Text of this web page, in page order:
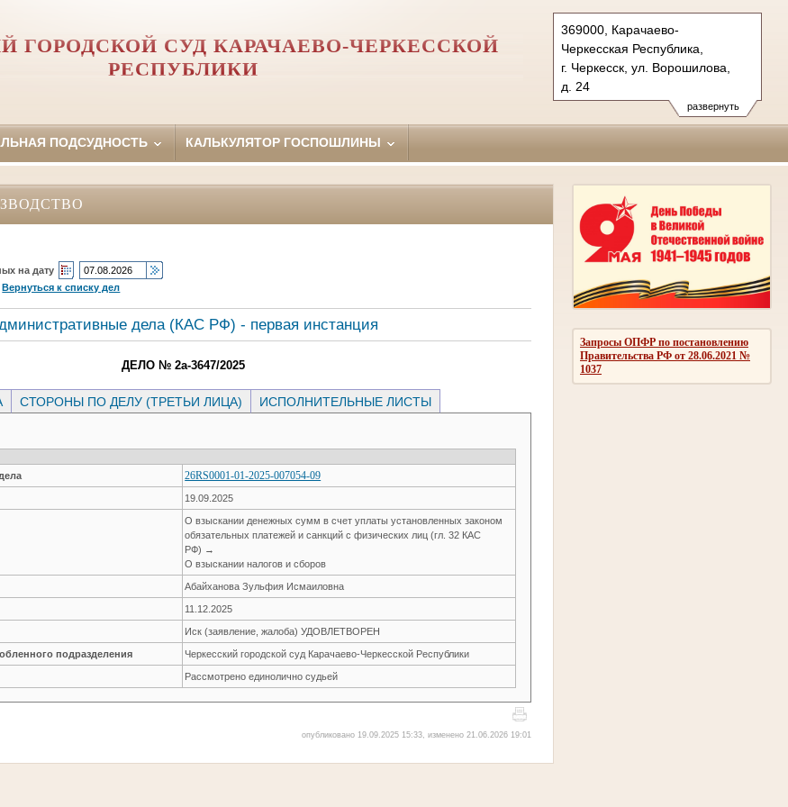
развернуть
369000, Карачаево-
Черкесская Республика,
г. Черкесск, ул. Ворошилова,
д. 24
Тел.: (8782) 26-35-06
cherkessky.kchr@sudrf.ru
ГОРОДСКОЙ СУД КАРАЧАЕВО-ЧЕРКЕССКОЙ
РЕСПУБЛИКИ
ПОДСУДНОСТЬ КАЛЬКУЛЯТОР ГОСПОШЛИНЫ
Запросы ОПФР по постановлению
Правительства РФ от 28.06.2021 №
1037
на дату
Вернуться к списку дел
дела (КАC РФ) - первая инстанция
ДЕЛО № 2а-3647/2025
СТОРОНЫ ПО ДЕЛУ (ТРЕТЬИ ЛИЦА) ИСПОЛНИТЕЛЬНЫЕ ЛИСТЫ
26RS0001-01-2025-007054-09
19.09.2025
О взыскании денежных сумм в счет уплаты установленных законом
обязательных платежей и санкций с физических лиц (гл. 32 КАС
РФ) →
О взыскании налогов и сборов
Абайханова Зульфия Исмаиловна
11.12.2025
Иск (заявление, жалоба) УДОВЛЕТВОРЕН
подразделения Черкесский городской суд Карачаево-Черкесской Республики
Рассмотрено единолично судьей
опубликовано 19.09.2025 15:33, изменено 21.06.2026 19:01